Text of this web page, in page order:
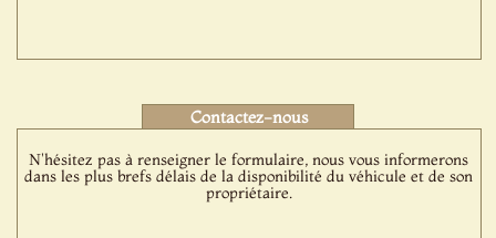
Contactez-nous
N'hésitez pas à renseigner le formulaire, nous vous informerons
dans les plus brefs délais de la disponibilité du véhicule et de son
propriétaire.